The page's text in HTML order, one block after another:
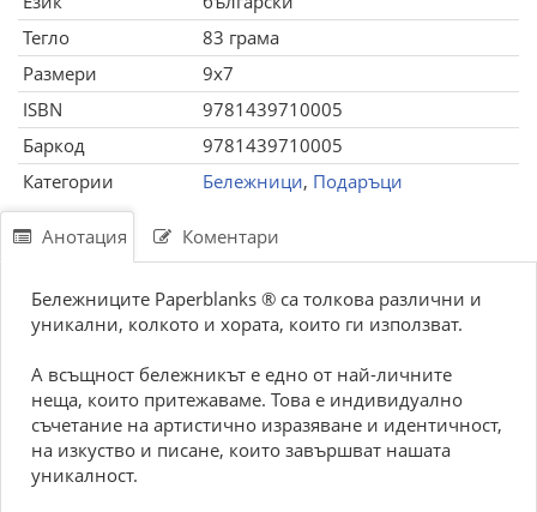
Тегло
83 грама
Размери
9x7
ISBN
9781439710005
Баркод
9781439710005
Категории
Бележници, Подаръци
Анотация Коментари
Бележниците Paperblanks ® са толкова различни и
уникални, колкото и хората, които ги използват.
А всъщност бележникът е едно от най-личните
неща, които притежаваме. Това е индивидуално
съчетание на артистично изразяване и идентичност,
на изкуство и писане, които завършват нашата
уникалност.